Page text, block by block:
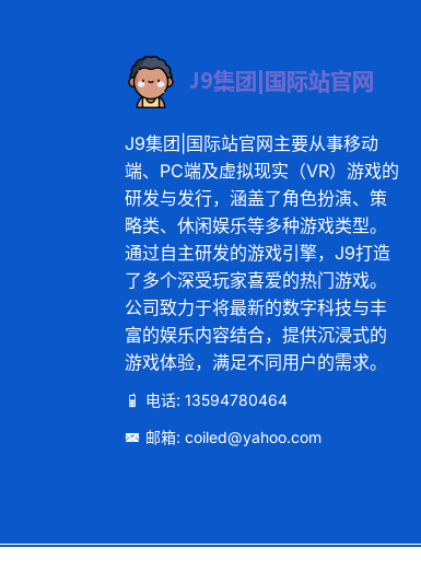
J9集团|国际站官网主要从事移动
端、PC端及虚拟现实（VR）游戏的
研发与发行，涵盖了角色扮演、策
略类、休闲娱乐等多种游戏类型。
通过自主研发的游戏引擎，J9打造
了多个深受玩家喜爱的热门游戏。
公司致力于将最新的数字科技与丰
富的娱乐内容结合，提供沉浸式的
游戏体验，满足不同用户的需求。
电话: 13594780464
邮箱: coiled@yahoo.com